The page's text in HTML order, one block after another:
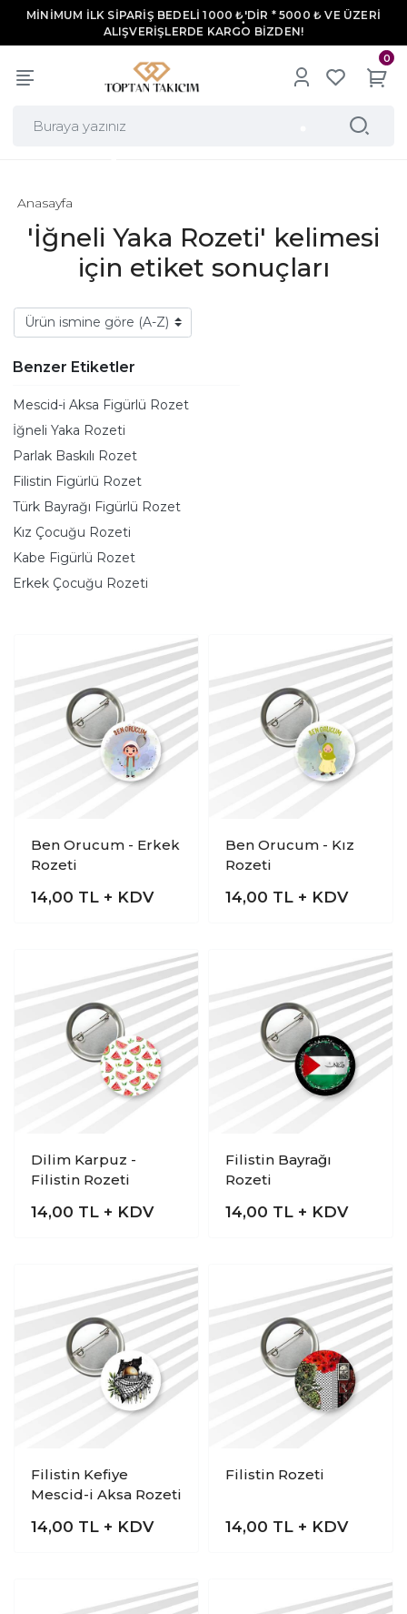
MİNİMUM İLK SİPARİŞ BEDELİ 1000 ₺'DİR * 5000 ₺ VE ÜZERİ
ALIŞVERİŞLERDE KARGO BİZDEN!
0
'İğneli Yaka Rozeti' kelimesi
için etiket sonuçları
Anasayfa
Benzer Etiketler
Mescid-i Aksa Figürlü Rozet
İğneli Yaka Rozeti
Parlak Baskılı Rozet
Filistin Figürlü Rozet
Türk Bayrağı Figürlü Rozet
Kız Çocuğu Rozeti
Kabe Figürlü Rozet
Erkek Çocuğu Rozeti
Ben Orucum - Erkek
Rozeti
14,00 TL + KDV
Ben Orucum - Kız
Rozeti
14,00 TL + KDV
Dilim Karpuz -
Filistin Rozeti
14,00 TL + KDV
Filistin Bayrağı
Rozeti
14,00 TL + KDV
Filistin Kefiye
Mescid-i Aksa Rozeti
14,00 TL + KDV
Filistin Rozeti
14,00 TL + KDV